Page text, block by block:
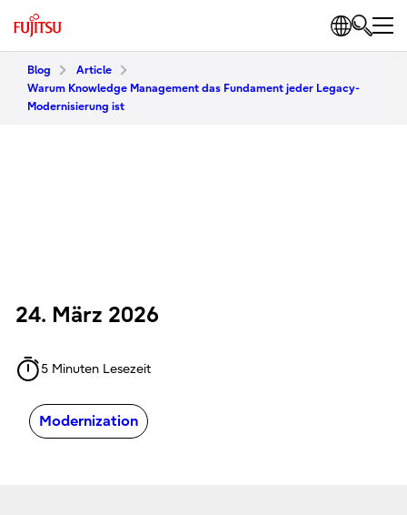
Blog
Article
Warum Knowledge Management das Fundament jeder Legacy-
Modernisierung ist
24. März 2026
5 Minuten Lesezeit
Modernization